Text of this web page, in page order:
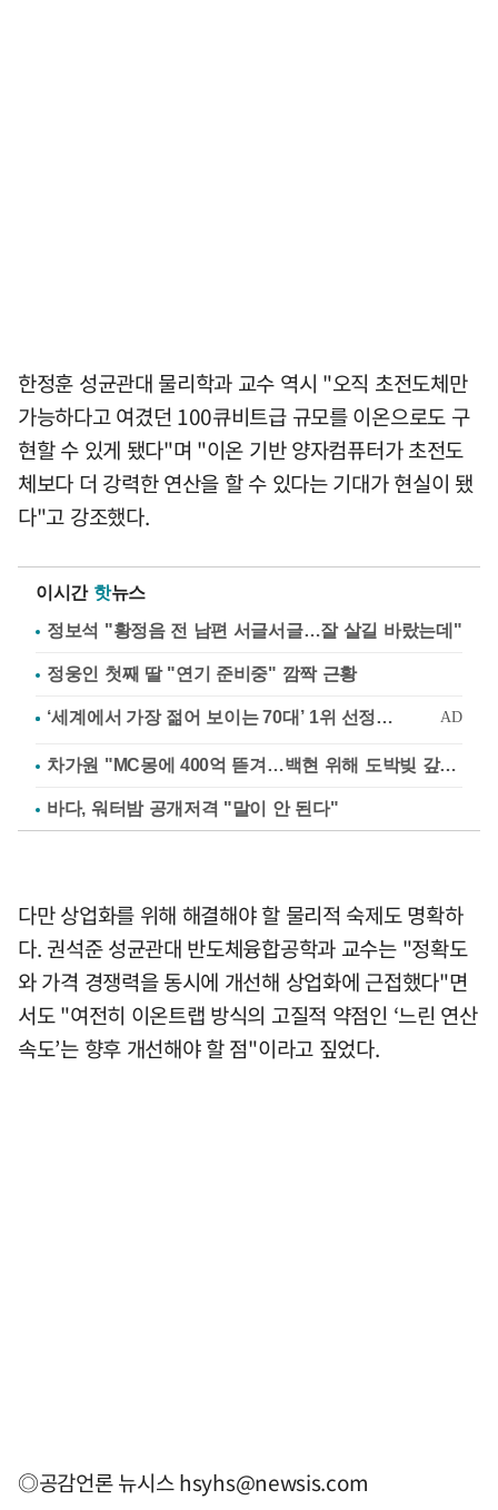
한정훈 성균관대 물리학과 교수 역시 "오직 초전도체만
가능하다고 여겼던 100큐비트급 규모를 이온으로도 구
현할 수 있게 됐다"며 "이온 기반 양자컴퓨터가 초전도
체보다 더 강력한 연산을 할 수 있다는 기대가 현실이 됐
다"고 강조했다.
이시간 핫뉴스
정보석 "황정음 전 남편 서글서글…잘 살길 바랐는데"
정웅인 첫째 딸 "연기 준비중" 깜짝 근황
차가원 "MC몽에 400억 뜯겨…백현 위해 도박빚 갚아줘"
바다, 워터밤 공개저격 "말이 안 된다"
다만 상업화를 위해 해결해야 할 물리적 숙제도 명확하
다. 권석준 성균관대 반도체융합공학과 교수는 "정확도
와 가격 경쟁력을 동시에 개선해 상업화에 근접했다"면
서도 "여전히 이온트랩 방식의 고질적 약점인 ‘느린 연산
속도’는 향후 개선해야 할 점"이라고 짚었다.
◎공감언론 뉴시스hsyhs@newsis.com